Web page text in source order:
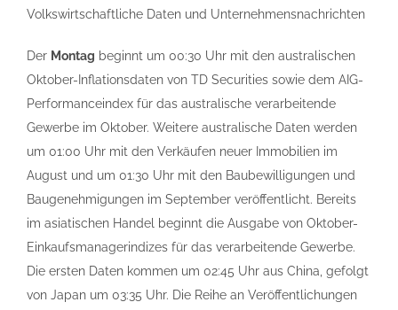
Volkswirtschaftliche Daten und Unternehmensnachrichten
Der Montag beginnt um 00:30 Uhr mit den australischen
Oktober-Inflationsdaten von TD Securities sowie dem AIG-
Performanceindex für das australische verarbeitende
Gewerbe im Oktober. Weitere australische Daten werden
um 01:00 Uhr mit den Verkäufen neuer Immobilien im
August und um 01:30 Uhr mit den Baubewilligungen und
Baugenehmigungen im September veröffentlicht. Bereits
im asiatischen Handel beginnt die Ausgabe von Oktober-
Einkaufsmanagerindizes für das verarbeitende Gewerbe.
Die ersten Daten kommen um 02:45 Uhr aus China, gefolgt
von Japan um 03:35 Uhr. Die Reihe an Veröffentlichungen